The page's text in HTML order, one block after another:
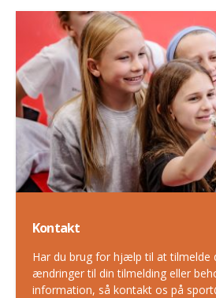
Kontakt
Har du brug for hjælp til at tilmelde
ændringer til din tilmelding eller
information, så kontakt os på